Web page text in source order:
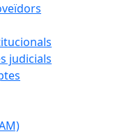
judicials